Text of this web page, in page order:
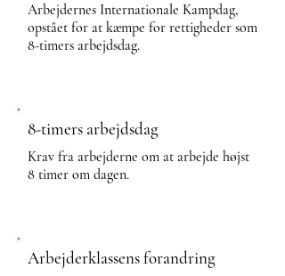
Arbejdernes Internationale Kampdag,
opstået for at kæmpe for rettigheder som
8-timers arbejdsdag.
8-timers arbejdsdag
Krav fra arbejderne om at arbejde højst
8 timer om dagen.
Arbejderklassens forandring